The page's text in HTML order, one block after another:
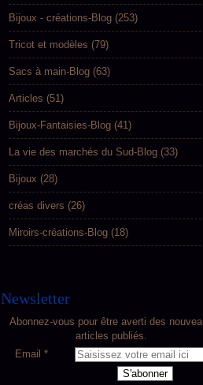
Bijoux - créations-Blog (253)
Tricot et modèles (79)
Sacs à main-Blog (63)
Articles (51)
Bijoux-Fantaisies-Blog (41)
La vie des marchés du Sud-Blog (33)
Bijoux (28)
créas divers (26)
Miroirs-créations-Blog (18)
Newsletter
Abonnez-vous pour être averti des
articles publiés.
Email